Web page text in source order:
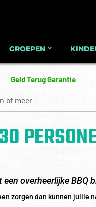
GROEPEN
Geld Terug Garantie
of meer
overheerlijke BBQ
zorgen dan kunnen jullie